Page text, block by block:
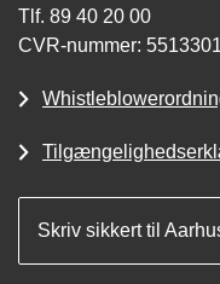
Tlf. 89 40 20 00
CVR-nummer:
Skriv sikkert til